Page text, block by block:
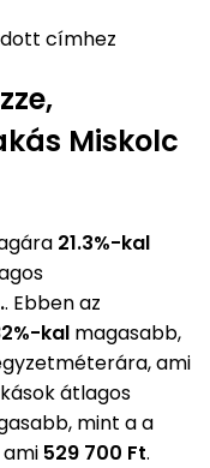
címhez
Miskolc
21.3%-kal
. Ebben az
kal magasabb,
ami
átlagos
mint a a
529 700 Ft.